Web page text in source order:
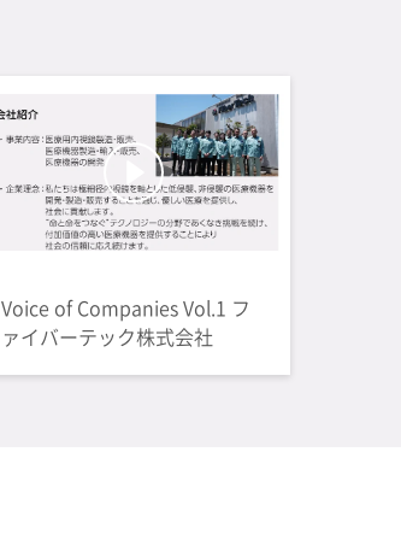
Voice of Companies Vol.1 フ
ァイバーテック株式会社